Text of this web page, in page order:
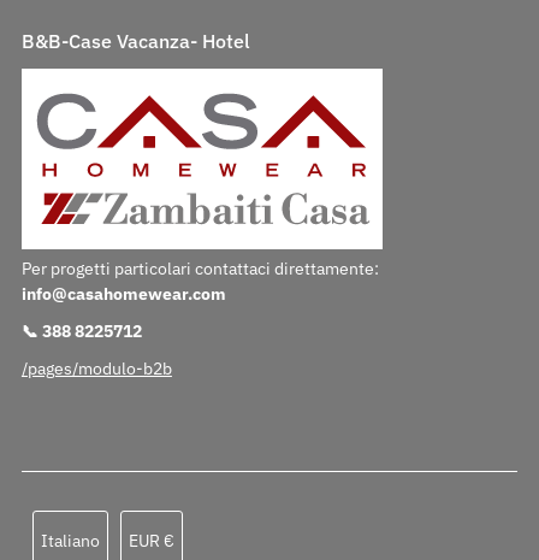
B&B-Case Vacanza- Hotel
Per progetti particolari contattaci direttamente:
info@casahomewear.com
📞 388 8225712
/pages/modulo-b2b
Italiano EUR €